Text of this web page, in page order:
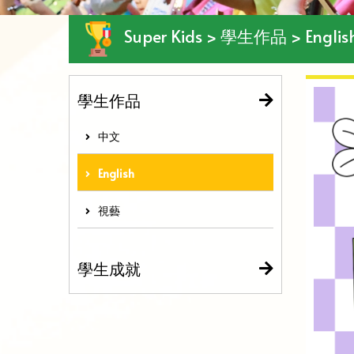
Super Kids > 學生作品 >
學生作品
中文
English
視藝
學生成就